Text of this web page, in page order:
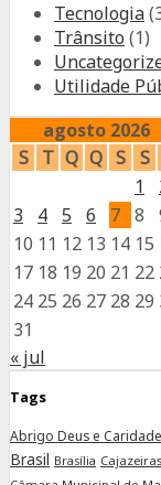
Tecnologia
Trânsito (1)
Utilidade
agosto 2026
S
T Q Q S S
1
3
4 5 6 7 8
10 11 12 13 14 15
17 18 19 20 21 22
24 25 26 27 28 29
31
« jul
Tags
Abrigo Deus e Caridade
Brasil Brasília Cajazeiras